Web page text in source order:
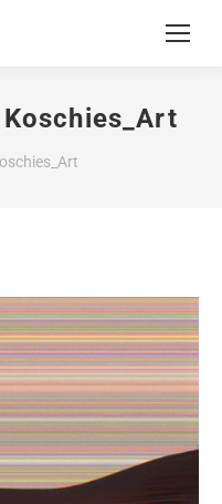
Koschies_Art